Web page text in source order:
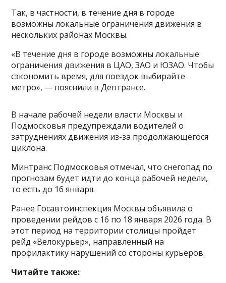
Так, в частности, в течение дня в городе
возможны локальные ограничения движения в
нескольких районах Москвы.
«В течение дня в городе возможны локальные
ограничения движения в ЦАО, ЗАО и ЮЗАО. Чтобы
сэкономить время, для поездок выбирайте
метро», — пояснили в Дептрансе.
В начале рабочей недели власти Москвы и
Подмосковья предупреждали водителей о
затруднениях движения из-за продолжающегося
циклона.
Минтранс Подмосковья отмечал, что снегопад по
прогнозам будет идти до конца рабочей недели,
то есть до 16 января.
Ранее Госавтоинспекция Москвы объявила о
проведении рейдов с 16 по 18 января 2026 года. В
этот период на территории столицы пройдет
рейд «Велокурьер», направленный на
профилактику нарушений со стороны курьеров.
Читайте также: